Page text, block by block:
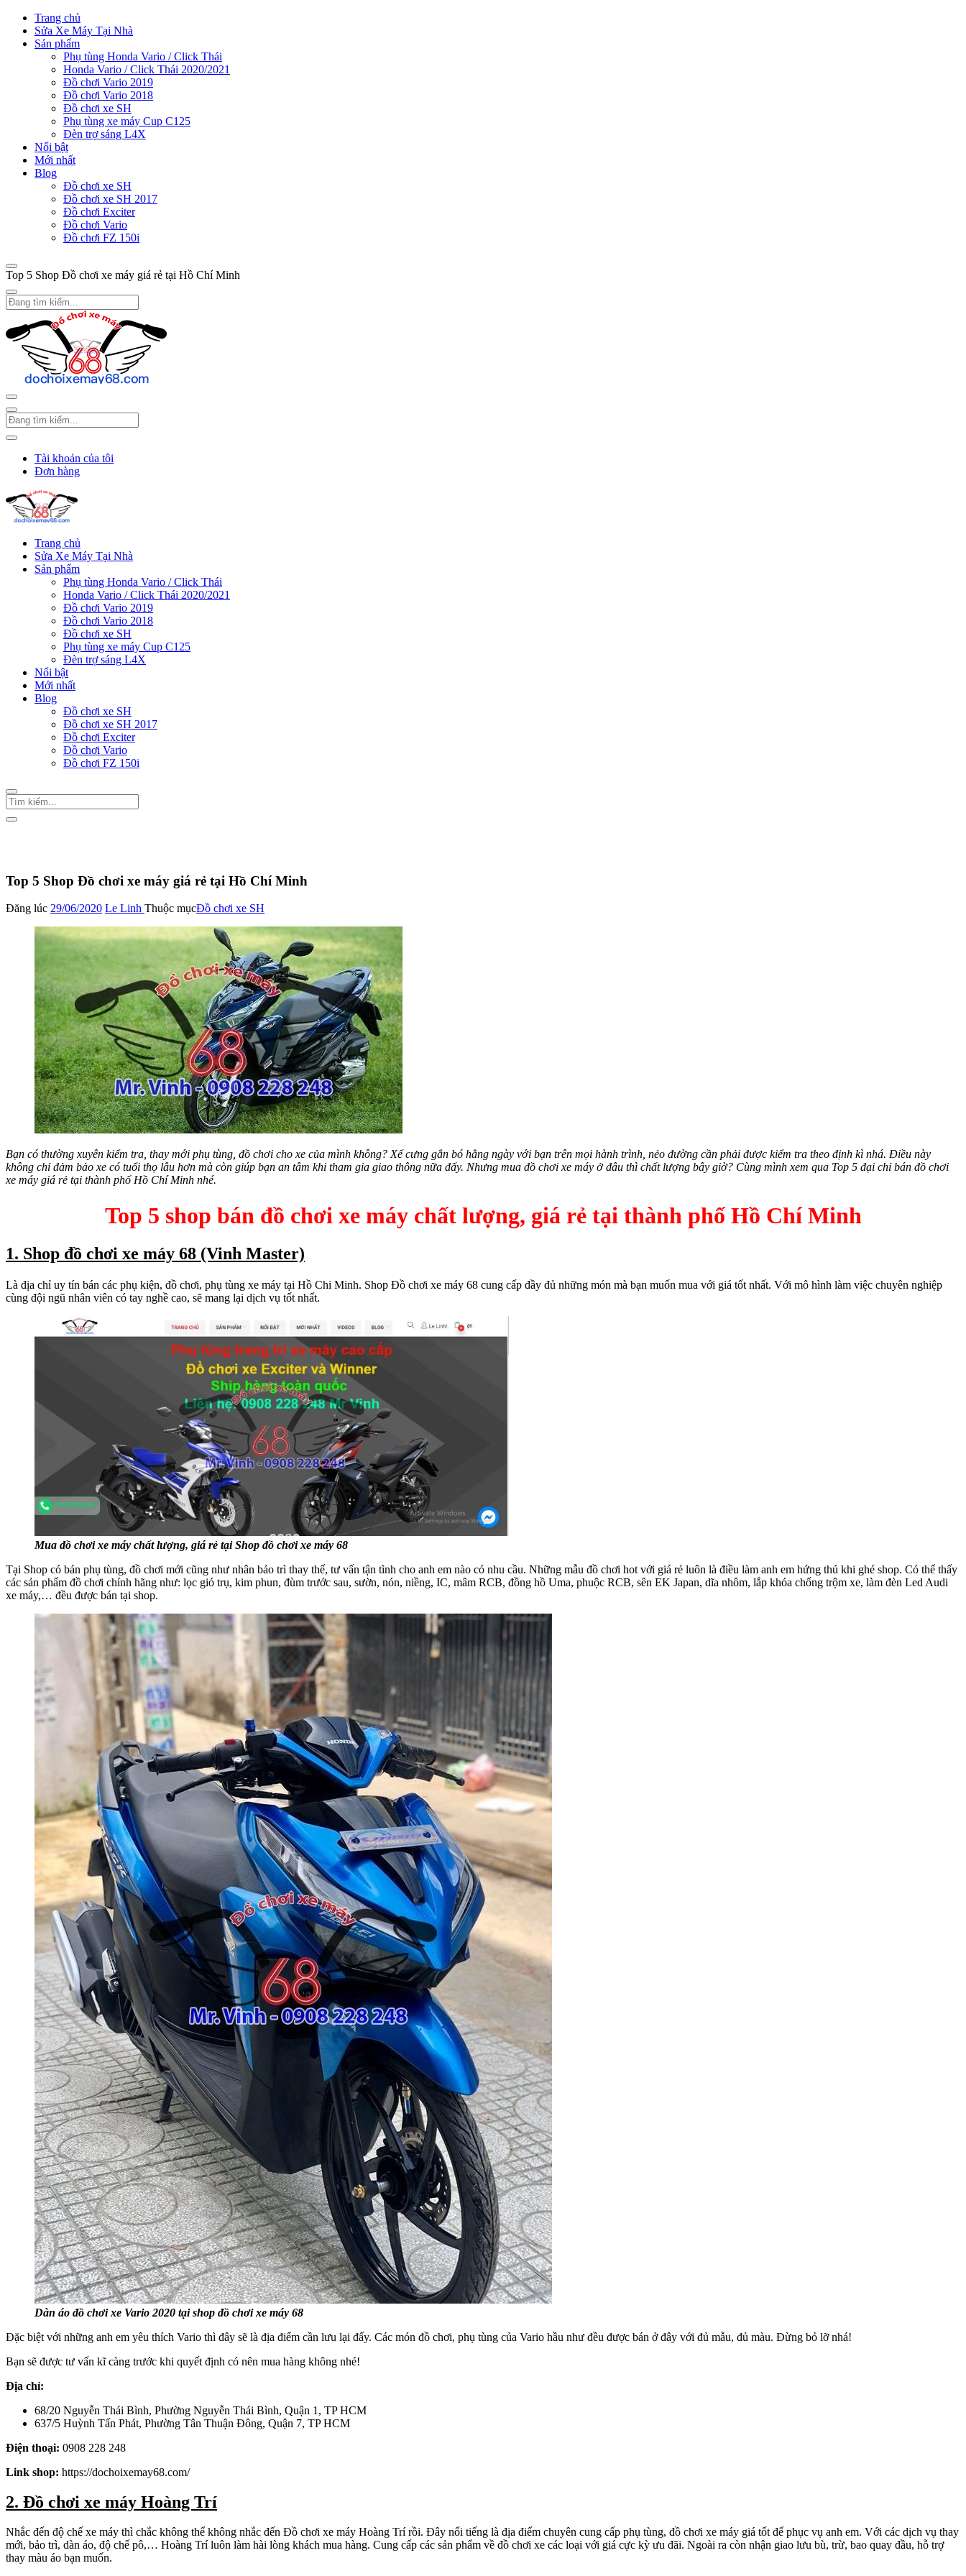
Trang chủ
Sửa Xe Máy Tại Nhà
Sản phẩm
Phụ tùng Honda Vario / Click Thái
Honda Vario / Click Thái 2020/2021
Đồ chơi Vario 2019
Đồ chơi Vario 2018
Đồ chơi xe SH
Phụ tùng xe máy Cup C125
Đèn trợ sáng L4X
Nổi bật
Mới nhất
Blog
Đồ chơi xe SH
Đồ chơi xe SH 2017
Đồ chơi Exciter
Đồ chơi Vario
Đồ chơi FZ 150i
Top 5 Shop Đồ chơi xe máy giá rẻ tại Hồ Chí Minh
Tài khoản của tôi
Đơn hàng
Trang chủ
Sửa Xe Máy Tại Nhà
Sản phẩm
Phụ tùng Honda Vario / Click Thái
Honda Vario / Click Thái 2020/2021
Đồ chơi Vario 2019
Đồ chơi Vario 2018
Đồ chơi xe SH
Phụ tùng xe máy Cup C125
Đèn trợ sáng L4X
Nổi bật
Mới nhất
Blog
Đồ chơi xe SH
Đồ chơi xe SH 2017
Đồ chơi Exciter
Đồ chơi Vario
Đồ chơi FZ 150i
Top 5 Shop Đồ chơi xe máy giá rẻ tại Hồ Chí Minh
Đăng lúc 29/06/2020 Le Linh Thuộc mụcĐồ chơi xe SH
Bạn có thường xuyên kiểm tra, thay mới phụ tùng, đồ chơi cho xe của mình không? Xế cưng gắn bó hằng ngày với bạn trên mọi hành trình, nẻo đường cần phải được kiểm tra theo định kì nhá. Điều này
không chỉ đảm bảo xe có tuổi thọ lâu hơn mà còn giúp bạn an tâm khi tham gia giao thông nữa đấy. Nhưng mua đồ chơi xe máy ở đâu thì chất lượng bây giờ? Cùng mình xem qua Top 5 đại chỉ bán đồ chơi
xe máy giá rẻ tại thành phố Hồ Chí Minh nhé.
Top 5 shop bán đồ chơi xe máy chất lượng, giá rẻ tại thành phố Hồ Chí Minh
1. Shop đồ chơi xe máy 68 (Vinh Master)
Là địa chỉ uy tín bán các phụ kiện, đồ chơi, phụ tùng xe máy tại Hồ Chi Minh. Shop Đồ chơi xe máy 68 cung cấp đầy đủ những món mà bạn muốn mua với giá tốt nhất. Với mô hình làm việc chuyên nghiệp
cùng đội ngũ nhân viên có tay nghề cao, sẽ mang lại dịch vụ tốt nhất.
Mua đồ chơi xe máy chất lượng, giá rẻ tại Shop đồ chơi xe máy 68
Tại Shop có bán phụ tùng, đồ chơi mới cũng như nhân bảo trì thay thế, tư vấn tận tình cho anh em nào có nhu cầu. Những mẫu đồ chơi hot với giá rẻ luôn là điều làm anh em hứng thú khi ghé shop. Có thể thấy
các sản phẩm đồ chơi chính hãng như: lọc gió trụ, kim phun, đùm trước sau, sườn, nón, niềng, IC, mâm RCB, đồng hồ Uma, phuộc RCB, sên EK Japan, dĩa nhôm, lắp khóa chống trộm xe, làm đèn Led Audi
xe máy,… đều được bán tại shop.
Dàn áo đồ chơi xe Vario 2020 tại shop đồ chơi xe máy 68
Đặc biệt với những anh em yêu thích Vario thì đây sẽ là địa điểm cần lưu lại đấy. Các món đồ chơi, phụ tùng của Vario hầu như đều được bán ở đây với đủ mẫu, đủ màu. Đừng bỏ lỡ nhá!
Bạn sẽ được tư vấn kĩ càng trước khi quyết định có nên mua hàng không nhé!
Địa chỉ:
68/20 Nguyễn Thái Bình, Phường Nguyễn Thái Bình, Quận 1, TP HCM
637/5 Huỳnh Tấn Phát, Phường Tân Thuận Đông, Quận 7, TP HCM
Điện thoại: 0908 228 248
Link shop: https://dochoixemay68.com/
2. Đồ chơi xe máy Hoàng Trí
Nhắc đến độ chế xe máy thì chắc không thể không nhắc đến Đồ chơi xe máy Hoàng Trí rồi. Đây nổi tiếng là địa điểm chuyên cung cấp phụ tùng, đồ chơi xe máy giá tốt để phục vụ anh em. Với các dịch vụ thay
mới, bảo trì, dàn áo, độ chế pô,… Hoàng Trí luôn làm hài lòng khách mua hàng. Cung cấp các sản phẩm về đồ chơi xe các loại với giá cực kỳ ưu đãi. Ngoài ra còn nhận giao lưu bù, trừ, bao quay đầu, hỗ trợ
thay màu áo bạn muốn.